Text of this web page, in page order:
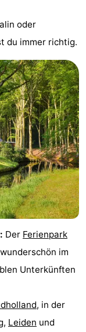
oder
du immer richtig.
Der Ferienpark
im
Unterkünften
, in der
, Leiden und